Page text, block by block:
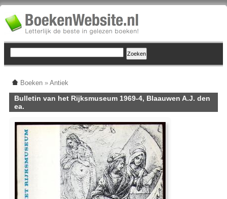
Boeken » Antiek
Bulletin van het Rijksmuseum 1969-4, Blaauwen A.J. den
ea.